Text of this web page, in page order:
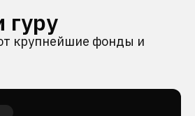
гуру
крупнейшие фонды и